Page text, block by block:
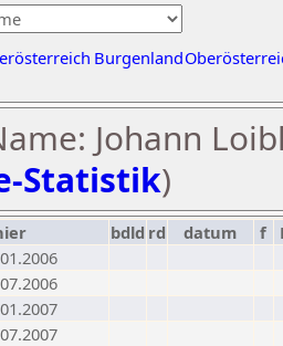
Burgenland
Johann
Statistik)
bdld rd datum f